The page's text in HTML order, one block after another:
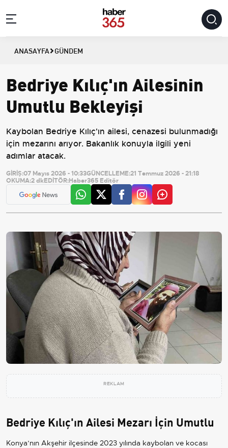
ANASAYFA GÜNDEM
Bedriye Kılıç'ın Ailesinin
Umutlu Bekleyişi
Kaybolan Bedriye Kılıç'ın ailesi, cenazesi bulunmadığı
için mezarını arıyor. Bakanlık konuyla ilgili yeni
adımlar atacak.
GİRİŞ:07 Mayıs 2026 - 10:33GÜNCELLEME:21 Temmuz 2026 - 21:18
OKUMA:2 dkEDİTÖR:Haber365 Editör
REKLAM
Bedriye Kılıç'ın Ailesi Mezarı İçin Umutlu
Konya’nın Akşehir ilçesinde 2023 yılında kaybolan ve kocası